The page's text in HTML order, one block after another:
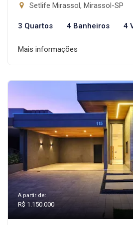
Setlife Mirassol, Mirassol-SP
3 Quartos 4 Banheiros 4
Mais informações
A partir de:
R$ 1.150.000